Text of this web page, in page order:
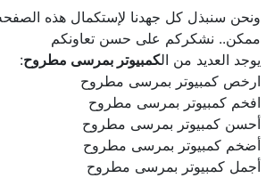
ونحن سنبذل كل جهدنا لإستكمال هذه
ممكن.. نشكركم على حسن تعاونكم
يوجد العديد من ال كمبيوتر بمرسى مطروح:
ارخص كمبيوتر بمرسى مطروح
افخم كمبيوتر بمرسى مطروح
أحسن كمبيوتر بمرسى مطروح
أضخم كمبيوتر بمرسى مطروح
أجمل كمبيوتر بمرسى مطروح